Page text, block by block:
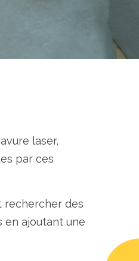
laser,
par ces
rechercher des
en ajoutant une